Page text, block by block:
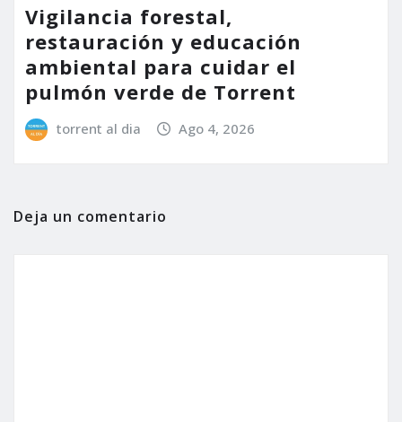
Vigilancia forestal,
restauración y educación
ambiental para cuidar el
pulmón verde de Torrent
torrent al dia Ago 4, 2026
Deja un comentario